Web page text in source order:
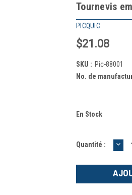
Tournevis
PICQUIC
$21.08
SKU : Pic-88001
No. de
En Stock
Quantité :
LA
: